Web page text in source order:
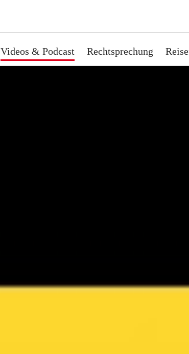
Videos & Podcast Rechtsprechung